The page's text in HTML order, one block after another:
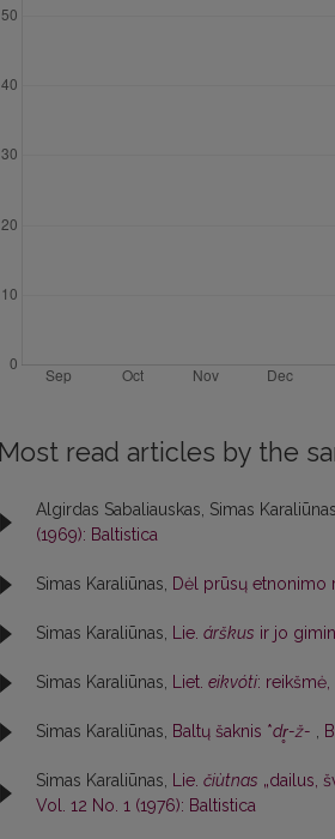
Most read articles by the
Algirdas Sabaliauskas, Simas
(1969): Baltistica
Simas Karaliūnas, Dėl prūsų etnonimo
Simas Karaliūnas, Lie. árškus ir jo
Simas Karaliūnas, Liet. eikvóti:
Simas Karaliūnas, Baltų šaknis *dr̥-ž- ,
Simas Karaliūnas, Lie. čiùtnas „dailus,
Vol. 12 No. 1 (1976): Baltistica